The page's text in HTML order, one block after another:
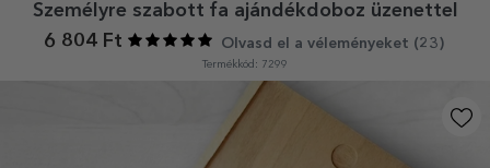
Személyre szabott fa ajándékdoboz üzenettel
6 804 Ft
Olvasd el a véleményeket (23 )
Termékkód: 7299